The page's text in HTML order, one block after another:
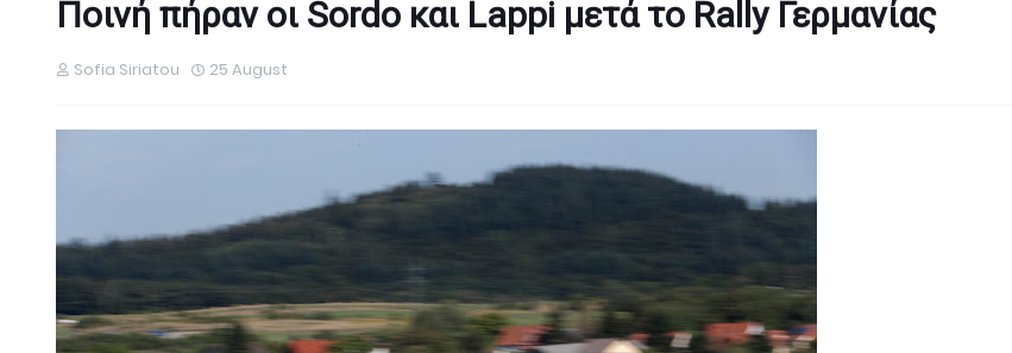
Ποινή πήραν οι Sordo και Lappi μετά το Rally Γερμανίας
Sofia Siriatou 25 August